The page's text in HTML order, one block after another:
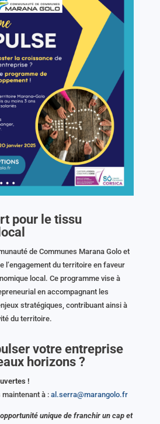
pour le tissu
de Communes Marana Golo et
l’engagement du territoire en faveur
local. Ce programme vise à
en accompagnant les
stratégiques, contribuant ainsi à
du territoire.
votre entreprise
horizons ?
!
à : al.serra@marangolo.fr
unique de franchir un cap et